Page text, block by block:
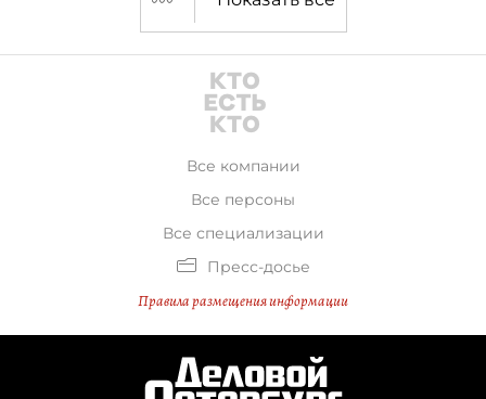
Все компании
Все персоны
Все специализации
Пресс-досье
Правила размещения информации